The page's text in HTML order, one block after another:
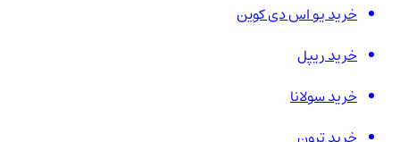
خرید یو اس دی کوین
خرید ریپل
خرید سولانا